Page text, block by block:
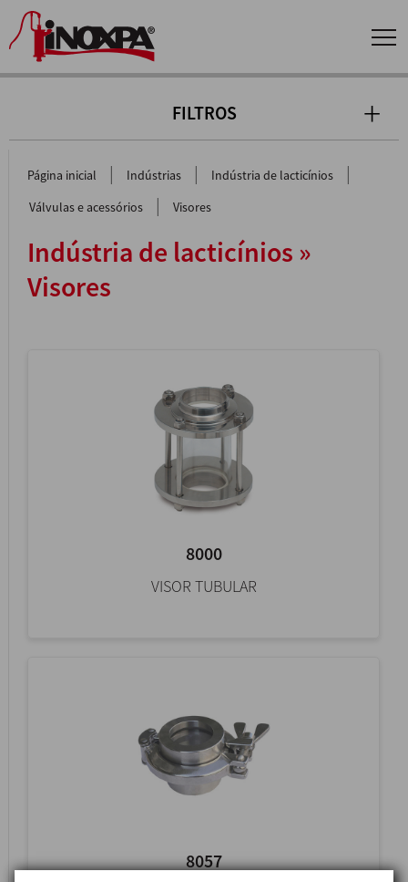
FILTROS
Página inicial | Indústrias | Indústria de lacticínios |
Válvulas e acessórios | Visores
Indústria de lacticínios »
Visores
8000
VISOR TUBULAR
8057